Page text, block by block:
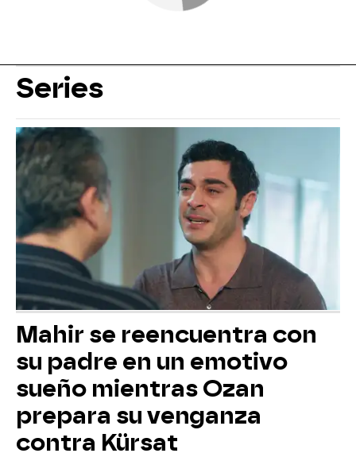
Series
Mahir se reencuentra con
su padre en un emotivo
sueño mientras Ozan
prepara su venganza
contra Kürsat